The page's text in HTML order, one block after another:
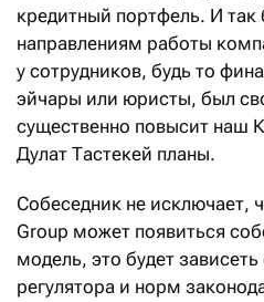
кредитный портфель. И так
направлениям работы
у сотрудников, будь то
эйчары или юристы, был
существенно повысит наш
Дулат Тастекей планы.
Собеседник не исключает,
Group может появиться
модель, это будет
регулятора и норм